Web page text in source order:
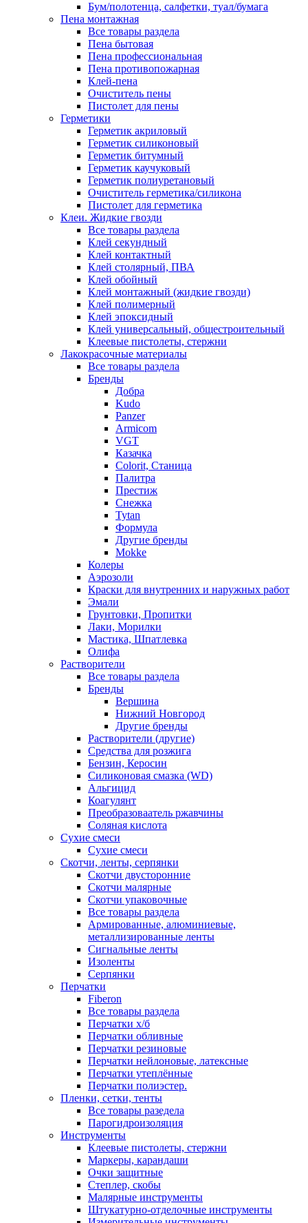
Бум/полотенца, салфетки, туал/бумага
Пена монтажная
Все товары раздела
Пена бытовая
Пена профессиональная
Пена противопожарная
Клей-пена
Очиститель пены
Пистолет для пены
Герметики
Герметик акриловый
Герметик силиконовый
Герметик битумный
Герметик каучуковый
Герметик полиуретановый
Очиститель герметика/силикона
Пистолет для герметика
Клеи. Жидкие гвозди
Все товары раздела
Клей секундный
Клей контактный
Клей столярный, ПВА
Клей обойный
Клей монтажный (жидкие гвозди)
Клей полимерный
Клей эпоксидный
Клей универсальный, общестроительный
Клеевые пистолеты, стержни
Лакокрасочные материалы
Все товары раздела
Бренды
Добра
Kudo
Panzer
Armicom
VGT
Казачка
Colorit, Станица
Палитра
Престиж
Снежка
Tytan
Формула
Другие бренды
Mokke
Колеры
Аэрозоли
Краски для внутренних и наружных работ
Эмали
Грунтовки, Пропитки
Лаки, Морилки
Мастика, Шпатлевка
Олифа
Растворители
Все товары раздела
Бренды
Вершина
Нижний Новгород
Другие бренды
Растворители (другие)
Средства для розжига
Бензин, Керосин
Силиконовая смазка (WD)
Альгицид
Коагулянт
Преобразоваатель ржавчины
Соляная кислота
Сухие смеси
Сухие смеси
Скотчи, ленты, серпянки
Скотчи двусторонние
Скотчи малярные
Скотчи упаковочные
Все товары раздела
Армированные, алюминиевые,
металлизированные ленты
Сигнальные ленты
Изоленты
Серпянки
Перчатки
Fiberon
Все товары раздела
Перчатки х/б
Перчатки обливные
Перчатки резиновые
Перчатки нейлоновые, латексные
Перчатки утеплённые
Перчатки полиэстер.
Пленки, сетки, тенты
Все товары разедела
Парогидроизоляция
Инструменты
Клеевые пистолеты, стержни
Маркеры, карандаши
Очки защитные
Степлер, скобы
Малярные инструменты
Штукатурно-отделочные инструменты